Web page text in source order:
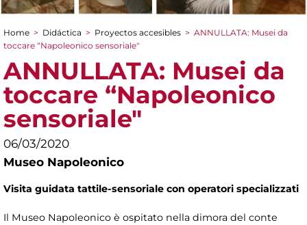
You are here
Home > Didáctica > Proyectos accesibles > ANNULLATA: Musei da
toccare “Napoleonico sensoriale"
ANNULLATA: Musei da
toccare “Napoleonico
sensoriale"
06/03/2020
Museo Napoleonico
Visita guidata tattile-sensoriale con operatori specializzati
Il Museo Napoleonico è ospitato nella dimora del conte